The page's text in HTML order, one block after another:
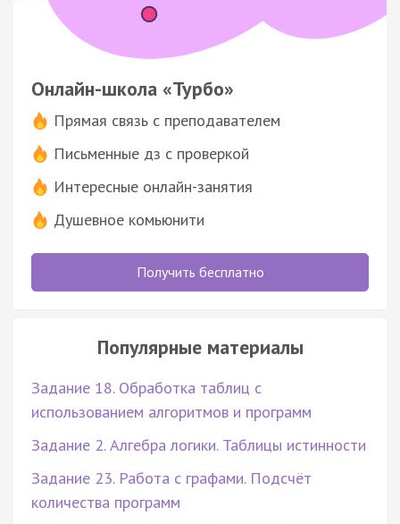
Онлайн-школа «Турбо»
Прямая связь с преподавателем
Письменные дз с проверкой
Интересные онлайн-занятия
Душевное комьюнити
Получить бесплатно
Популярные материалы
Задание 18. Обработка таблиц с
использованием алгоритмов и программ
Задание 2. Алгебра логики. Таблицы истинности
Задание 23. Работа с графами. Подсчёт
количества программ